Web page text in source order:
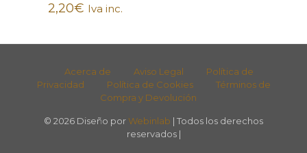
2,20€ Iva inc.
Acerca de Aviso Legal
Política de
Privacidad
Política de Cookies
Términos de
Compra y Devolución
© 2026 Diseño por Webinlab | Todos los derechos
reservados |